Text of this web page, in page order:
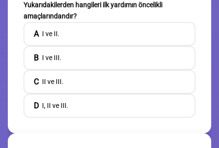
Yukarıdakilerden hangileri ilk yardımın öncelikli
amaçlarındandır?
A I ve II.
B I ve III.
C II ve III.
D I, II ve III.